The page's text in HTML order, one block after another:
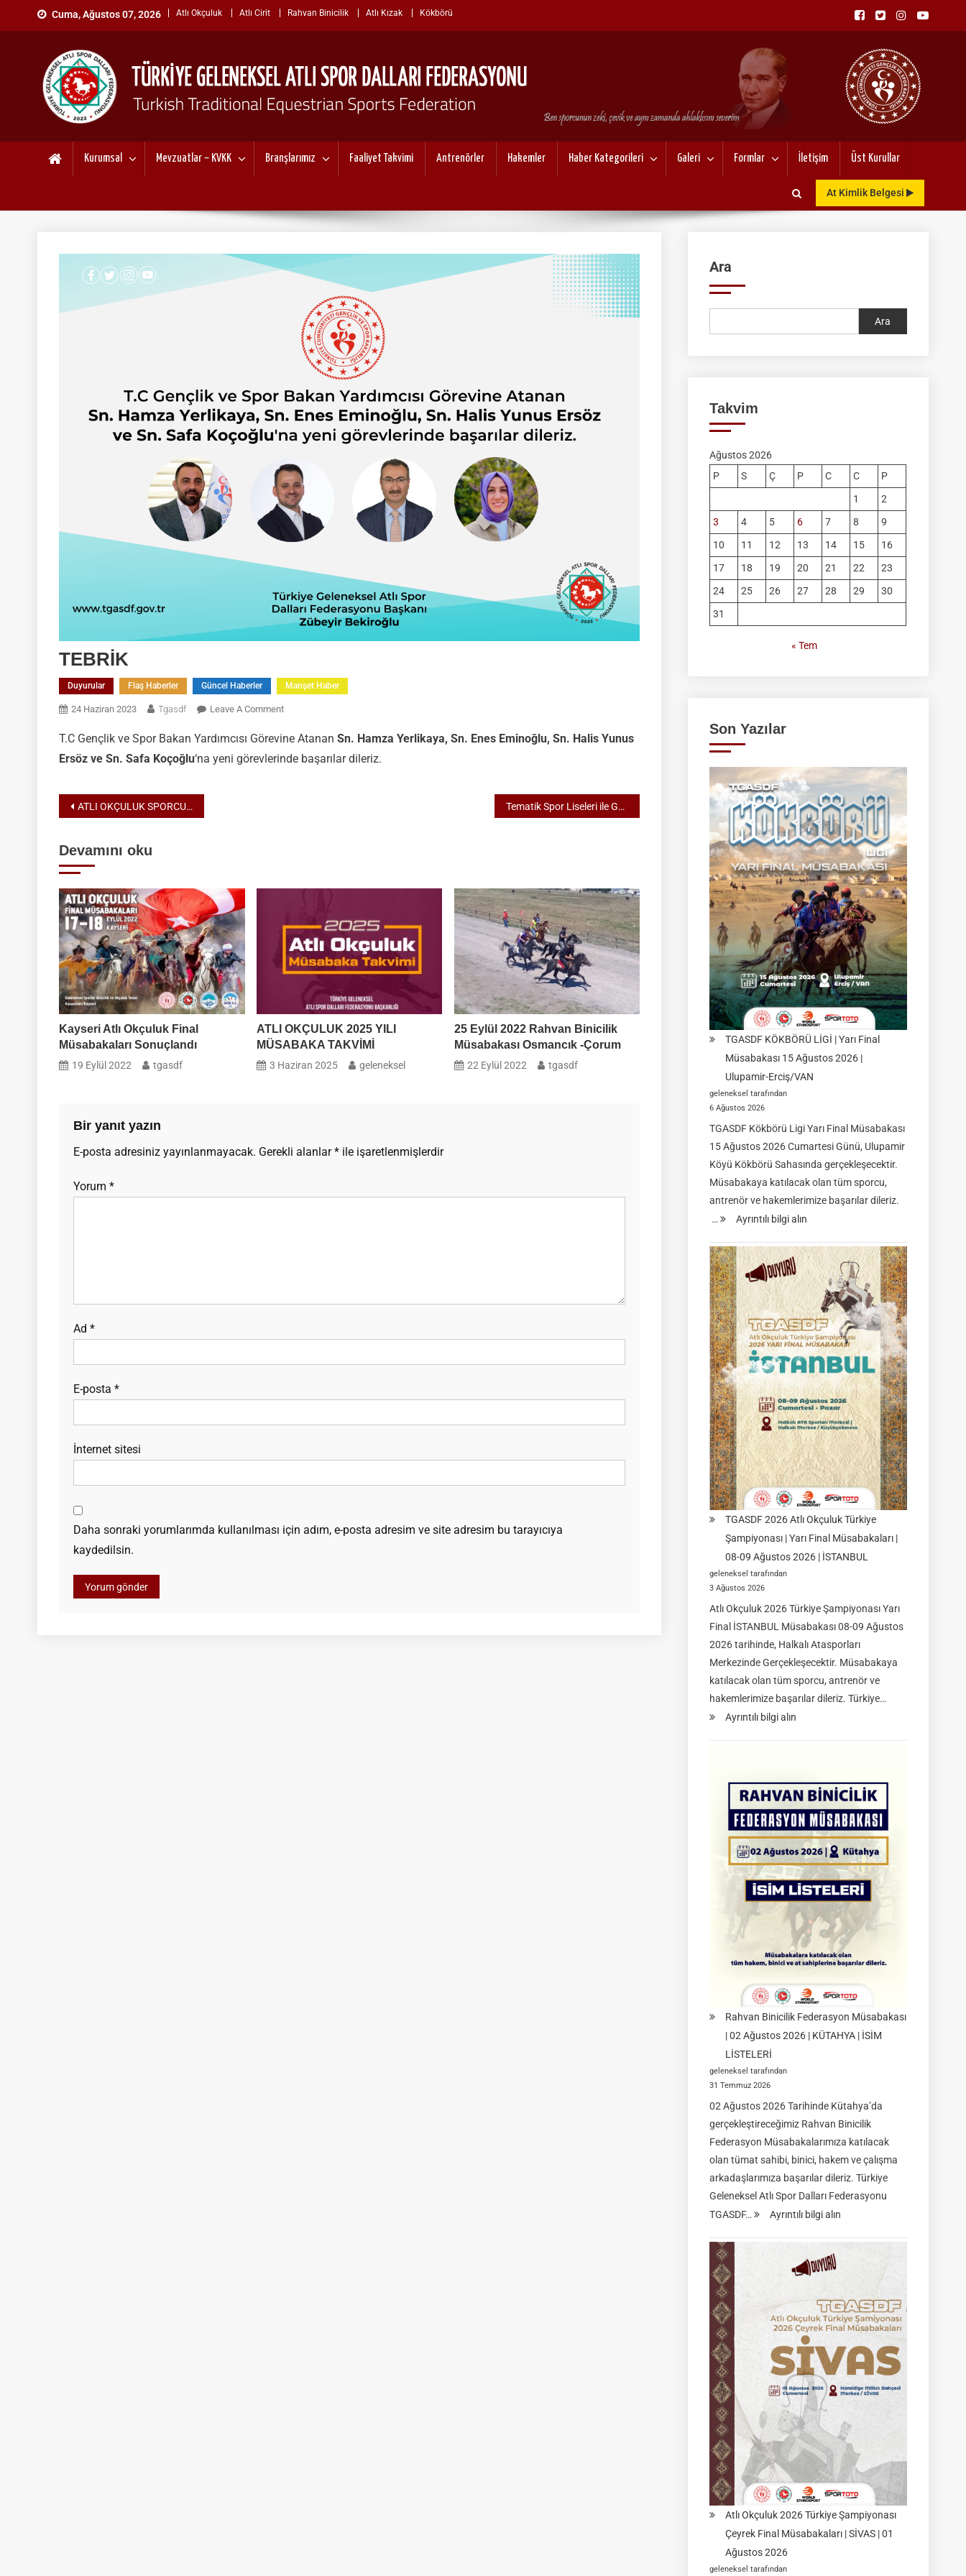
Cuma, Ağustos 07, 2026 Atlı Okçuluk Atlı Cirit Rahvan Binicilik Atlı Kızak Kökbörü
TÜRKİYE GELENEKSEL ATLI SPOR DALLARI FEDERASYONU
"Gelenekten, Geleceğe "
Kurumsal Mevzuatlar – KVKK Branşlarımız Faaliyet Takvimi Antrenörler Hakemler Haber Kategorileri Galeri Formlar İletişim Üst Kurullar
At Kimlik Belgesi
TEBRİK
Duyurular Flaş Haberler Güncel Haberler Manşet Haber
24 Haziran 2023 Tgasdf Leave A CommentOn
T.C Gençlik ve Spor Bakan Yardımcısı Görevine Atanan Sn. Hamza Yerlikaya, Sn. Enes Eminoğlu, Sn. Halis Yunus
Ersöz ve Sn. Safa Koçoğlu‘na yeni görevlerinde başarılar dileriz.
Yazı
ATLI OKÇULUK SPORCULARINA DUYURU Tematik Spor Liseleri ile GSB Hep Yanında!
Devamını oku
Kayseri Atlı Okçuluk Final
Müsabakaları Sonuçlandı
19 Eylül 2022 tgasdf
ATLI OKÇULUK 2025 YILI
MÜSABAKA TAKVİMİ
3 Haziran 2025 geleneksel
25 Eylül 2022 Rahvan Binicilik
Müsabakası Osmancık -Çorum
22 Eylül 2022 tgasdf
Bir yanıt yazın
E-posta adresiniz yayınlanmayacak. Gerekli alanlar* ile işaretlenmişlerdir
Yorum *
Ad *
E-posta *
İnternet sitesi
Daha sonraki yorumlarımda kullanılması için adım, e-posta adresim ve site adresim bu tarayıcıya
kaydedilsin.
Ara
Ara
Takvim
Ağustos 2026
P
S Ç P C C
P
1
2
3
4 5 6 7 8
9
10
11 12 13 14 15
16
17
18 19 20 21 22
23
24
25 26 27 28 29
30
31
« Tem
Son Yazılar
TGASDF KÖKBÖRÜ LİGİ | Yarı Final
Müsabakası 15 Ağustos 2026 |
Ulupamir-Erciş/VAN
geleneksel tarafından
6 Ağustos 2026
TGASDF Kökbörü Ligi Yarı Final Müsabakası
15 Ağustos 2026 Cumartesi Günü, Ulupamir
Köyü Kökbörü Sahasında gerçekleşecektir.
Müsabakaya katılacak olan tüm sporcu,
antrenör ve hakemlerimize başarılar dileriz.
…
Ayrıntılı bilgi alın
KÖKBÖRÜ
LİGİ
|
Yarı
Final
Müsabakası
15
Ağustos
2026
|
Ulupamir-
Erciş/VAN
TGASDF 2026 Atlı Okçuluk Türkiye
Şampiyonası | Yarı Final Müsabakaları |
08-09 Ağustos 2026 | İSTANBUL
geleneksel tarafından
3 Ağustos 2026
Atlı Okçuluk 2026 Türkiye Şampiyonası Yarı
Final İSTANBUL Müsabakası 08-09 Ağustos
2026 tarihinde, Halkalı Atasporları
Merkezinde Gerçekleşecektir. Müsabakaya
katılacak olan tüm sporcu, antrenör ve
hakemlerimize başarılar dileriz. Türkiye…
Ayrıntılı bilgi alın
Okçuluk
Türkiye
Şampiyonası
|
Yarı
Final
Müsabakaları
08-
09
2026
|
İSTANBUL
Rahvan Binicilik Federasyon Müsabakası
| 02 Ağustos 2026 | KÜTAHYA | İSİM
LİSTELERİ
geleneksel tarafından
31 Temmuz 2026
02 Ağustos 2026 Tarihinde Kütahya’da
gerçekleştireceğimiz Rahvan Binicilik
Federasyon Müsabakalarımıza katılacak
olan tümat sahibi, binici, hakem ve çalışma
arkadaşlarımıza başarılar dileriz. Türkiye
Geleneksel Atlı Spor Dalları Federasyonu
TGASDF…
Ayrıntılı bilgi alın
|
02
Ağustos
2026
İSİM
LİSTELERİ
Atlı Okçuluk 2026 Türkiye Şampiyonası
Çeyrek Final Müsabakaları | SİVAS | 01
Ağustos 2026
geleneksel tarafından